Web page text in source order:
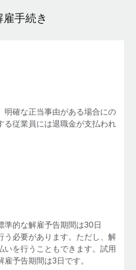
プライアンスの専門サポート
シンプルに
クを先回りして対応
ズに
単に管理
ップの可能性を検討する
する
手続き
明確な正当事由がある場合にの
る従業員には退職金が支払われ
準的な解雇予告期間は30日
う必要があります。ただし、解
いを行うこともできます。試用
予告期間は3日です。